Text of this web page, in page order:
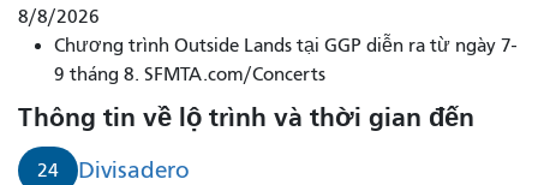
8/8/2026
Chương trình Outside Lands tại GGP diễn ra từ ngày 7-
9 tháng 8. SFMTA.com/Concerts
Thông tin về lộ trình và thời gian đến
24 Divisadero